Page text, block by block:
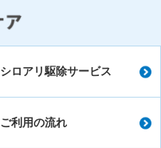
シロアリ駆除サービス
ご利用の流れ